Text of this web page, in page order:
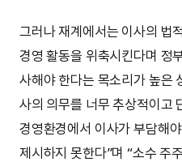
그러나 재계에서는 이사의 법
경영 활동을 위축시킨다며 정
사해야 한다는 목소리가 높은
사의 의무를 너무 추상적이고
경영환경에서 이사가 부담해
제시하지 못한다”며 “소수 주